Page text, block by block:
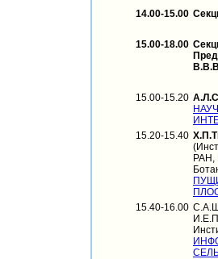
14.00-15.00
15.00-18.00
15.00-15.20
15.20-15.40
РАН,
15.40-16.00